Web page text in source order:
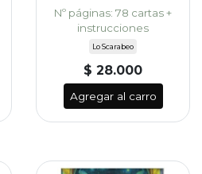
Nº páginas: 78 cartas +
instrucciones
Lo Scarabeo
$ 28.000
Agregar al carro